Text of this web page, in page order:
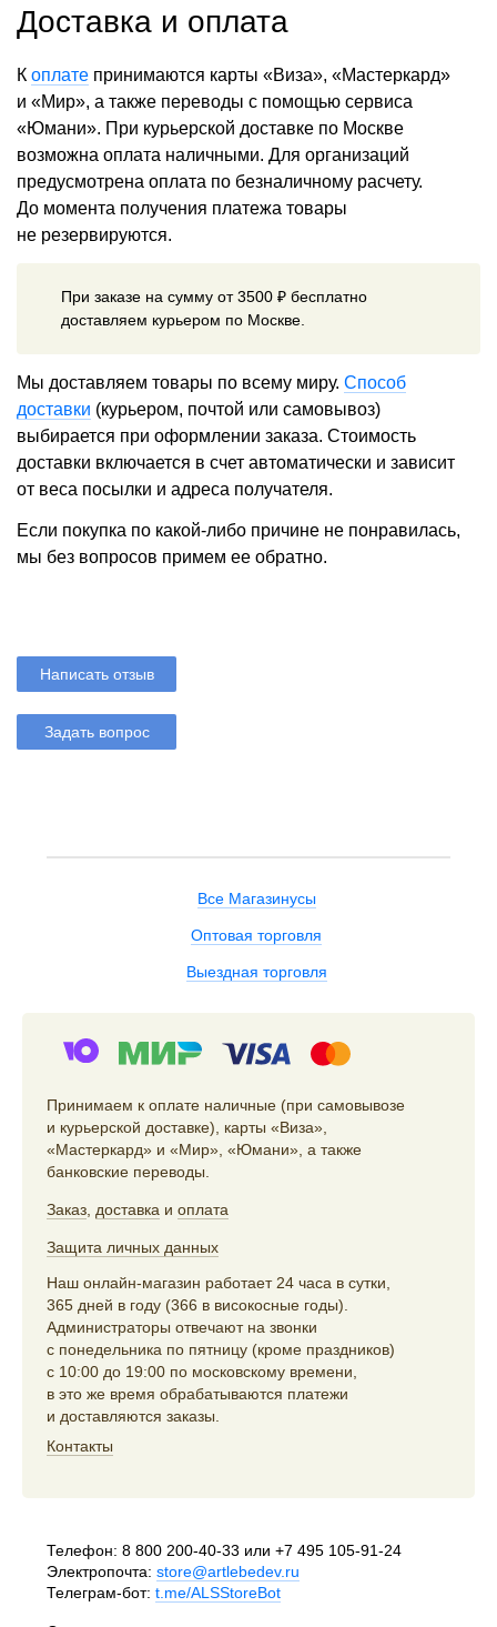
Доставка и оплата
К оплате принимаются карты «Виза», «Мастеркард»
и «Мир», а также переводы с помощью сервиса
«Юмани». При курьерской доставке по Москве
возможна оплата наличными. Для организаций
предусмотрена оплата по безналичному расчету.
До момента получения платежа товары
не резервируются.
При заказе на сумму от 3500 ₽ бесплатно
доставляем курьером по Москве.
Мы доставляем товары по всему миру. Способ
доставки (курьером, почтой или самовывоз)
выбирается при оформлении заказа. Стоимость
доставки включается в счет автоматически и зависит
от веса посылки и адреса получателя.
Если покупка по какой-либо причине не понравилась,
мы без вопросов примем ее обратно.
Написать отзыв
Задать вопрос
Все Магазинусы
Оптовая торговля
Выездная торговля
Принимаем к оплате наличные (при самовывозе
и курьерской доставке), карты «Виза»,
«Мастеркард» и «Мир», «Юмани», а также
банковские переводы.
Заказ, доставка и оплата
Защита личных данных
Наш онлайн-магазин работает 24 часа в сутки,
365 дней в году (366 в високосные годы).
Администраторы отвечают на звонки
с понедельника по пятницу (кроме праздников)
с 10:00 до 19:00 по московскому времени,
в это же время обрабатываются платежи
и доставляются заказы.
Контакты
Телефон: 8 800 200-40-33 или +7 495 105-91-24
Электропочта: store@artlebedev.ru
Телеграм-бот: t.me/ALSStoreBot